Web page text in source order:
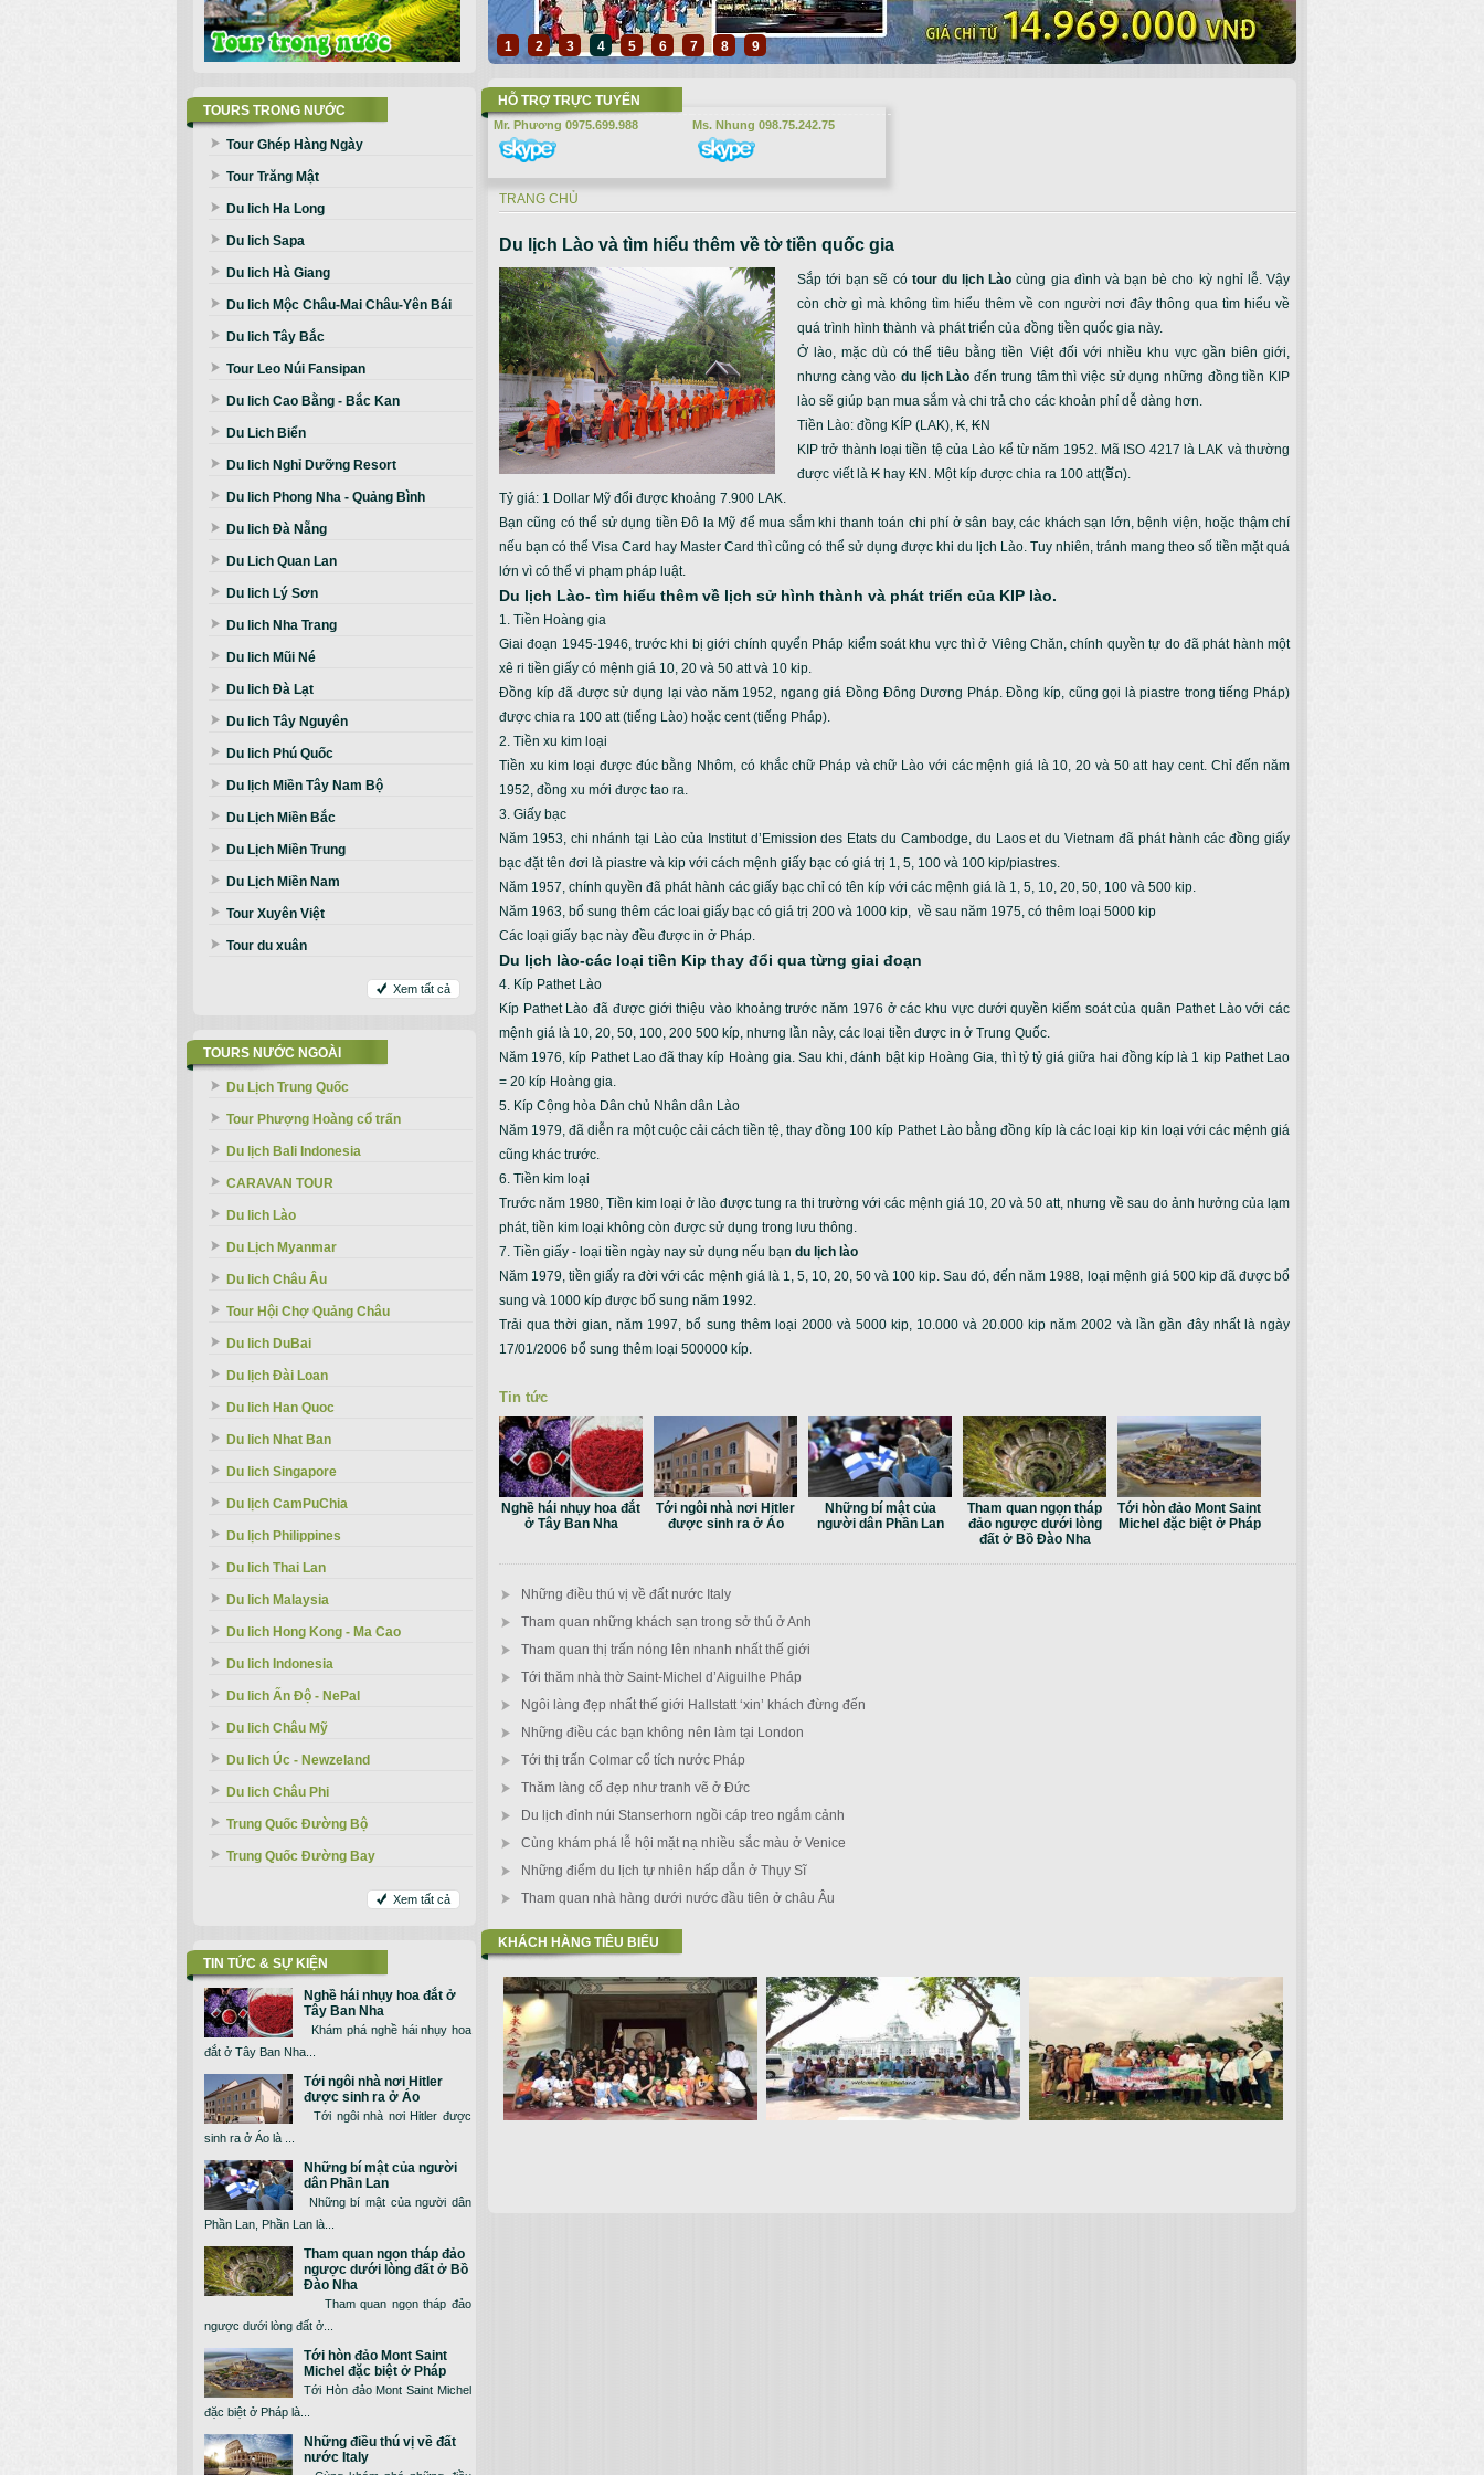
TOURS TRONG NƯỚC
Tour Ghép Hàng Ngày
Tour Trăng Mật
Du lich Ha Long
Du lich Sapa
Du lich Hà Giang
Du lich Mộc Châu-Mai Châu-Yên Bái
Du lich Tây Bắc
Tour Leo Núi Fansipan
Du lich Cao Bằng - Bắc Kan
Du Lich Biển
Du lich Nghỉ Dưỡng Resort
Du lich Phong Nha - Quảng Bình
Du lich Đà Nẵng
Du Lich Quan Lan
Du lich Lý Sơn
Du lich Nha Trang
Du lich Mũi Né
Du lich Đà Lạt
Du lich Tây Nguyên
Du lich Phú Quốc
Du lịch Miền Tây Nam Bộ
Du Lịch Miền Bắc
Du Lịch Miền Trung
Du Lịch Miền Nam
Tour Xuyên Việt
Tour du xuân
Xem tất cả
TOURS NƯỚC NGOÀI
Du Lịch Trung Quốc
Tour Phượng Hoàng cổ trấn
Du lịch Bali Indonesia
CARAVAN TOUR
Du lich Lào
Du Lịch Myanmar
Du lich Châu Âu
Tour Hội Chợ Quảng Châu
Du lich DuBai
Du lịch Đài Loan
Du lich Han Quoc
Du lich Nhat Ban
Du lich Singapore
Du lịch CamPuChia
Du lịch Philippines
Du lich Thai Lan
Du lich Malaysia
Du lich Hong Kong - Ma Cao
Du lich Indonesia
Du lich Ấn Độ - NePal
Du lich Châu Mỹ
Du lich Úc - Newzeland
Du lich Châu Phi
Trung Quốc Đường Bộ
Trung Quốc Đường Bay
Xem tất cả
TIN TỨC & SỰ KIỆN
Nghề hái nhụy hoa đắt ở
Tây Ban Nha
Khám phá nghề hái nhụy hoa
đắt ở Tây Ban Nha...
Tới ngôi nhà nơi Hitler
được sinh ra ở Áo
Tới ngôi nhà nơi Hitler được
sinh ra ở Áo là ...
Những bí mật của người
dân Phần Lan
Những bí mật của người dân
Phần Lan, Phần Lan là...
Tham quan ngọn tháp đảo
ngược dưới lòng đất ở Bồ
Đào Nha
Tham quan ngọn tháp đảo
ngược dưới lòng đất ở...
Tới hòn đảo Mont Saint
Michel đặc biệt ở Pháp
Tới Hòn đảo Mont Saint Michel
đặc biệt ở Pháp là...
Những điều thú vị về đất
nước Italy
1 2 3 4 5 6 7 8 9
HỖ TRỢ TRỰC TUYẾN
Mr. Phương 0975.699.988 Ms. Nhung 098.75.242.75
Bạn đang ở đây
TRANG CHỦ
Du lịch Lào và tìm hiểu thêm về tờ tiền quốc gia
Sắp tới bạn sẽ có tour du lịch Lào cùng gia đình và bạn bè cho kỳ nghỉ lễ. Vậy
còn chờ gì mà không tìm hiểu thêm về con người nơi đây thông qua tìm hiểu về
quá trình hình thành và phát triển của đồng tiền quốc gia này.
Ở lào, mặc dù có thể tiêu bằng tiền Việt đối với nhiều khu vực gần biên giới,
nhưng càng vào du lịch Lào đến trung tâm thì việc sử dụng những đồng tiền KIP
lào sẽ giúp bạn mua sắm và chi trả cho các khoản phí dễ dàng hơn.
Tiền Lào: đồng KÍP (LAK), ₭, ₭N
KIP trở thành loại tiền tệ của Lào kể từ năm 1952. Mã ISO 4217 là LAK và thường
được viết là ₭ hay ₭N. Một kíp được chia ra 100 att(ອັດ).
Tỷ giá: 1 Dollar Mỹ đổi được khoảng 7.900 LAK.
Bạn cũng có thể sử dụng tiền Đô la Mỹ để mua sắm khi thanh toán chi phí ở sân bay, các khách sạn lớn, bệnh viện, hoặc thậm chí
nếu bạn có thể Visa Card hay Master Card thì cũng có thể sử dụng được khi du lịch Lào. Tuy nhiên, tránh mang theo số tiền mặt quá
lớn vì có thể vi phạm pháp luật.
Du lịch Lào- tìm hiểu thêm về lịch sử hình thành và phát triển của KIP lào.
1. Tiền Hoàng gia
Giai đoạn 1945-1946, trước khi bị giới chính quyển Pháp kiểm soát khu vực thì ở Viêng Chăn, chính quyền tự do đã phát hành một
xê ri tiền giấy có mệnh giá 10, 20 và 50 att và 10 kip.
Đồng kíp đã được sử dụng lại vào năm 1952, ngang giá Đồng Đông Dương Pháp. Đồng kíp, cũng gọi là piastre trong tiếng Pháp)
được chia ra 100 att (tiếng Lào) hoặc cent (tiếng Pháp).
2. Tiền xu kim loại
Tiền xu kim loại được đúc bằng Nhôm, có khắc chữ Pháp và chữ Lào với các mệnh giá là 10, 20 và 50 att hay cent. Chỉ đến năm
1952, đồng xu mới được tao ra.
3. Giấy bạc
Năm 1953, chi nhánh tại Lào của Institut d’Emission des Etats du Cambodge, du Laos et du Vietnam đã phát hành các đồng giấy
bạc đặt tên đơi là piastre và kip với cách mệnh giấy bạc có giá trị 1, 5, 100 và 100 kip/piastres.
Năm 1957, chính quyền đã phát hành các giấy bạc chỉ có tên kíp với các mệnh giá là 1, 5, 10, 20, 50, 100 và 500 kip.
Năm 1963, bổ sung thêm các loai giấy bạc có giá trị 200 và 1000 kip, về sau năm 1975, có thêm loại 5000 kip
Các loại giấy bạc này đều được in ở Pháp.
Du lịch lào-các loại tiền Kip thay đổi qua từng giai đoạn
4. Kíp Pathet Lào
Kíp Pathet Lào đã được giới thiệu vào khoảng trước năm 1976 ở các khu vực dưới quyền kiểm soát của quân Pathet Lào với các
mệnh giá là 10, 20, 50, 100, 200 500 kíp, nhưng lần này, các loại tiền được in ở Trung Quốc.
Năm 1976, kíp Pathet Lao đã thay kíp Hoàng gia. Sau khi, đánh bật kip Hoàng Gia, thì tỷ tỷ giá giữa hai đồng kíp là 1 kip Pathet Lao
= 20 kíp Hoàng gia.
5. Kíp Cộng hòa Dân chủ Nhân dân Lào
Năm 1979, đã diễn ra một cuộc cải cách tiền tệ, thay đồng 100 kíp Pathet Lào bằng đồng kíp là các loại kip kin loại với các mệnh giá
cũng khác trước.
6. Tiền kim loại
Trước năm 1980, Tiền kim loại ở lào được tung ra thi trường với các mệnh giá 10, 20 và 50 att, nhưng về sau do ảnh hưởng của lạm
phát, tiền kim loại không còn được sử dụng trong lưu thông.
7. Tiền giấy - loại tiền ngày nay sử dụng nếu bạn du lịch lào
Năm 1979, tiền giấy ra đời với các mệnh giá là 1, 5, 10, 20, 50 và 100 kip. Sau đó, đến năm 1988, loại mệnh giá 500 kip đã được bổ
sung và 1000 kíp được bổ sung năm 1992.
Trải qua thời gian, năm 1997, bổ sung thêm loại 2000 và 5000 kip, 10.000 và 20.000 kip năm 2002 và lần gần đây nhất là ngày
17/01/2006 bổ sung thêm loại 500000 kíp.
Tin tức
Nghề hái nhụy hoa đắt
ở Tây Ban Nha
Tới ngôi nhà nơi Hitler
được sinh ra ở Áo
Những bí mật của
người dân Phần Lan
Tham quan ngọn tháp
đảo ngược dưới lòng
đất ở Bồ Đào Nha
Tới hòn đảo Mont Saint
Michel đặc biệt ở Pháp
Những điều thú vị về đất nước Italy
Tham quan những khách sạn trong sở thú ở Anh
Tham quan thị trấn nóng lên nhanh nhất thế giới
Tới thăm nhà thờ Saint-Michel d’Aiguilhe Pháp
Ngôi làng đẹp nhất thế giới Hallstatt ‘xin’ khách đừng đến
Những điều các bạn không nên làm tại London
Tới thị trấn Colmar cổ tích nước Pháp
Thăm làng cổ đẹp như tranh vẽ ở Đức
Du lịch đỉnh núi Stanserhorn ngồi cáp treo ngắm cảnh
Cùng khám phá lễ hội mặt nạ nhiều sắc màu ở Venice
Những điểm du lịch tự nhiên hấp dẫn ở Thụy Sĩ
Tham quan nhà hàng dưới nước đầu tiên ở châu Âu
KHÁCH HÀNG TIÊU BIỂU